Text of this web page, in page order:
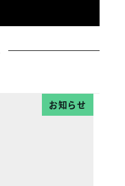
お知らせ